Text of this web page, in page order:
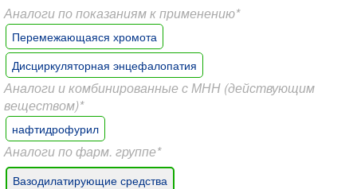
Аналоги по показаниям к применению*
Перемежающаяся хромота
Дисциркуляторная энцефалопатия
Аналоги и комбинированные с МНН (действующим
веществом)*
нафтидрофурил
Аналоги по фарм. группе*
Вазодилатирующие средства